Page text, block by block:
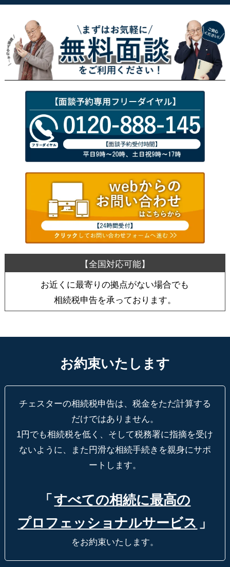
お近くに最寄りの拠点がない場合でも
相続税申告を承っております。
お約束いたします
チェスターの相続税申告は、税金をただ計算する
だけではありません。
1円でも相続税を低く、そして税務署に指摘を受け
ないように、
また円滑な相続手続きを親身にサポ
ートします。
「 すべての相続に最高の
プロフェッショナルサービス 」
をお約束いたします。